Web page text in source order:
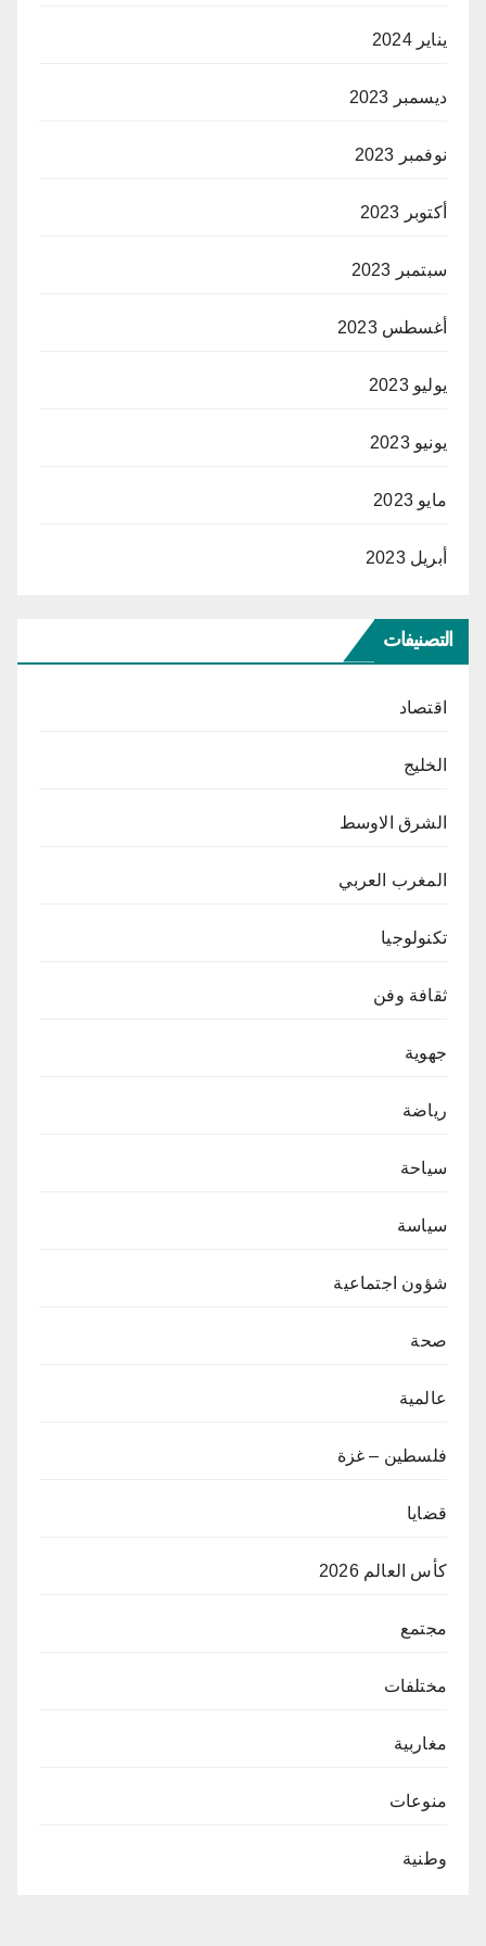
يناير 2024
ديسمبر 2023
نوفمبر 2023
أكتوبر 2023
سبتمبر 2023
أغسطس 2023
يوليو 2023
يونيو 2023
مايو 2023
أبريل 2023
التصنيفات
اقتصاد
الخليج
الشرق الاوسط
المغرب العربي
تكنولوجيا
ثقافة وفن
جهوية
رياضة
سياحة
سياسة
شؤون اجتماعية
صحة
عالمية
فلسطين – غزة
قضايا
كأس العالم 2026
مجتمع
مختلفات
مغاربية
منوعات
وطنية